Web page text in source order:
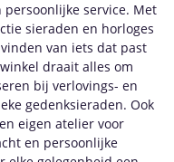
persoonlijke service. Met
sieraden en horloges
van iets dat past
draait alles om
bij verlovings- en
gedenksieraden. Ook
eigen atelier voor
en persoonlijke